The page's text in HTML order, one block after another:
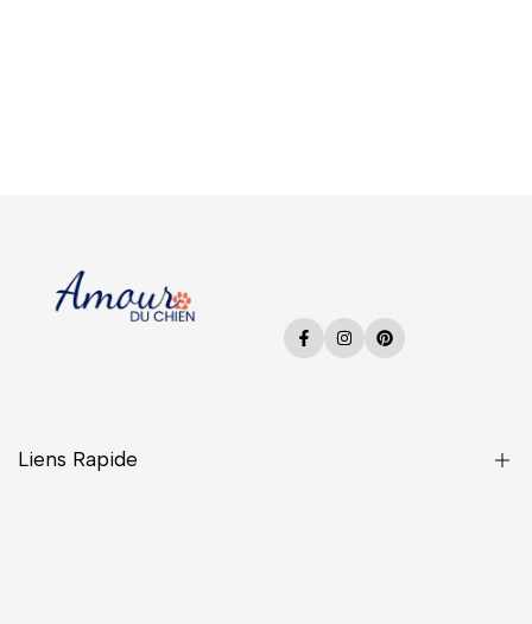
Facebook
InstagramPinterest
Liens Rapide